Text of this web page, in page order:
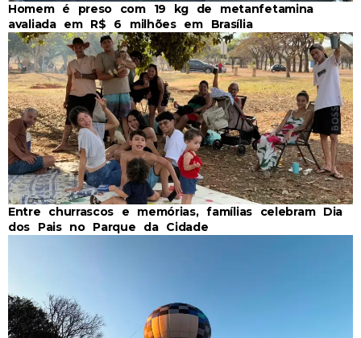
Homem é preso com 19 kg de metanfetamina
avaliada em R$ 6 milhões em Brasília
Entre churrascos e memórias, famílias celebram Dia
dos Pais no Parque da Cidade